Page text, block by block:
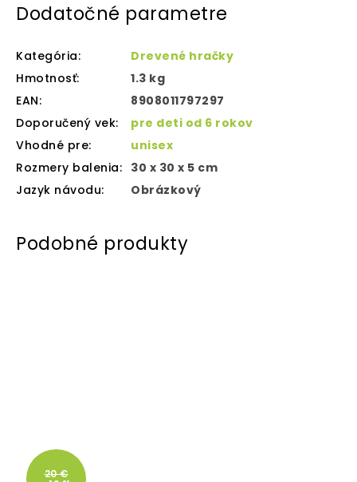
Dodatočné parametre
Kategória:
Drevené hračky
Hmotnosť:
1.3 kg
EAN:
8908011797297
Doporučený vek:
pre deti od 6 rokov
Vhodné pre:
unisex
Rozmery balenia: 30 x 30 x 5 cm
Jazyk návodu: Obrázkový
20 €